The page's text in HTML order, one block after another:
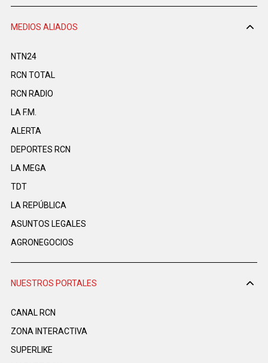
MEDIOS ALIADOS
NTN24
RCN TOTAL
RCN RADIO
LA F.M.
ALERTA
DEPORTES RCN
LA MEGA
TDT
LA REPÚBLICA
ASUNTOS LEGALES
AGRONEGOCIOS
NUESTROS PORTALES
CANAL RCN
ZONA INTERACTIVA
SUPERLIKE